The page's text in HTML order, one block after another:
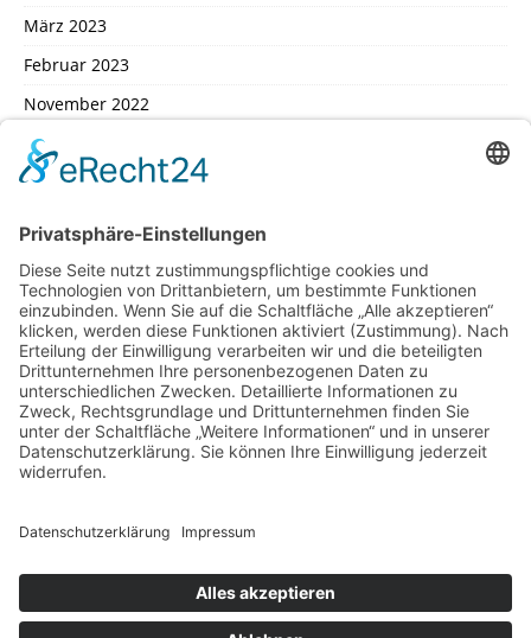
März 2023
Februar 2023
November 2022
Oktober 2022
September 2022
August 2022
Juli 2022
Februar 2022
Januar 2022